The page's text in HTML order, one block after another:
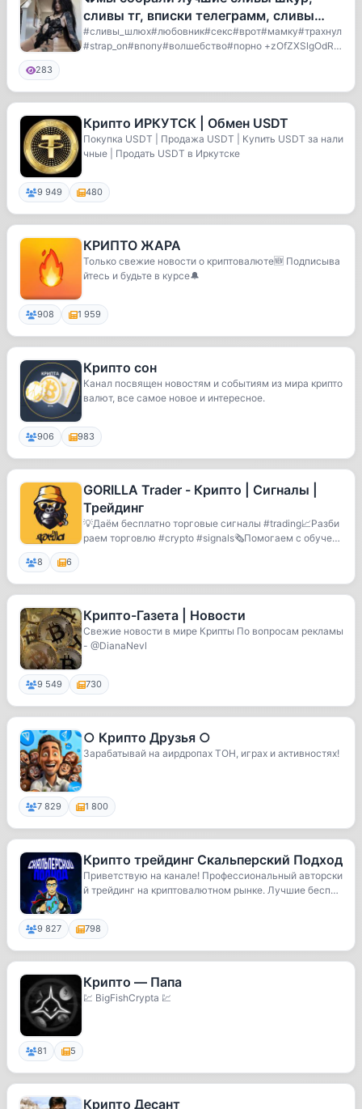
сливы тг, вписки телеграмм, сливы
вписок, сливы девушек
#сливы_шлюх#любовник#секс#врот#мамку#трахнул
#strap_on#впопу#волшебство#порно +zOfZXSlgOdRjO
283
Крипто ИРКУТСК | Обмен USDT
Покупка USDT | Продажа USDT | Купить USDT за нали
чные | Продать USDT в Иркутске
9 949 480
КРИПТО ЖАРА
Только свежие новости о криптовалюте🆕 Подписыва
йтесь и будьте в курсе🔔
908 1 959
Крипто сон
Канал посвящен новостям и событиям из мира крипто
валют, все самое новое и интересное.
906 983
GORILLA Trader - Крипто | Сигналы |
Трейдинг
💡Даём бесплатно торговые сигналы #trading📈Разби
раем торговлю #crypto #signals🗞Помогаем с обучени
8 6
Крипто-Газета | Новости
Свежие новости в мире Крипты По вопросам рекламы
- @DianaNevl
9 549 730
○ Крипто Друзья ○
Зарабатывай на аирдропах ТОН, играх и активностях!
7 829 1 800
Крипто трейдинг Скальперский Подход
Приветствую на канале! Профессиональный авторски
й трейдинг на криптовалютном рынке. Лучшие беспл
9 827 798
Крипто — Папа
💹 BigFishCrypta 💹
81 5
Крипто Десант